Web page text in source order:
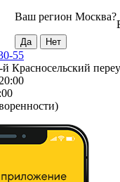
Ваш регион Москва?
55
Красносельский